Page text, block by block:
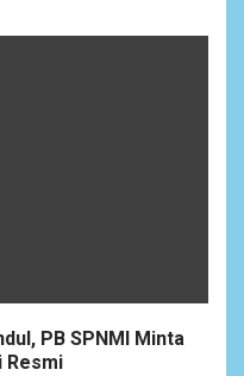
PB SPNMI Minta
Resmi